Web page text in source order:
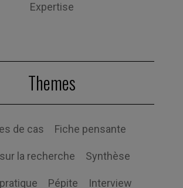
Expertise
Themes
de cas Fiche pensante
la recherche Synthèse
Pépite Interview